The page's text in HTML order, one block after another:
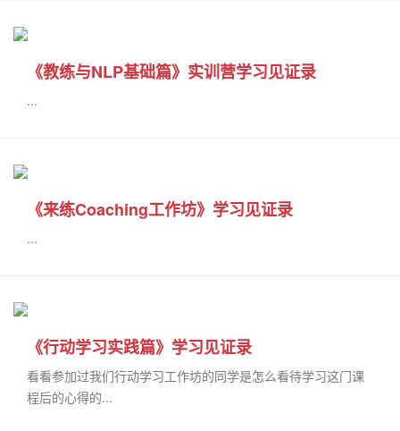
《教练与NLP基础篇》实训营学习见证录
...
《来练Coaching工作坊》学习见证录
...
《行动学习实践篇》学习见证录
看看参加过我们行动学习工作坊的同学是怎么看待学习这门课
程后的心得的...